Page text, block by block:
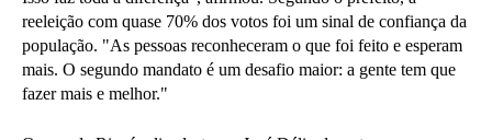
reeleição com quase 70% dos votos foi um sinal de confiança da
população. "As pessoas reconheceram o que foi feito e esperam
mais. O segundo mandato é um desafio maior: a gente tem que
fazer mais e melhor."